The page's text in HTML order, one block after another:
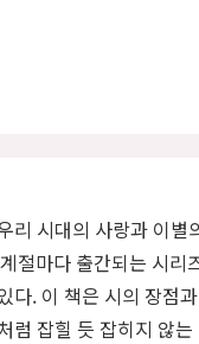
리 시대의 사랑과 이
절마다 출간되는 시
다. 이 책은 시의 장점
럼 잡힐 듯 잡히지 않